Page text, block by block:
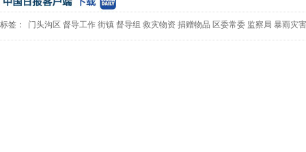
标签： 门头沟区 督导工作 街镇 督导组 救灾物资 捐赠物品 区委常委 监察局 暴雨灾害